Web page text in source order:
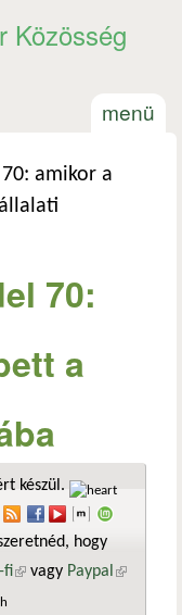
Közösség
menü
amikor a
70:
a
készül.
hogy
fi(külső hivatkozás)
vagy Paypal